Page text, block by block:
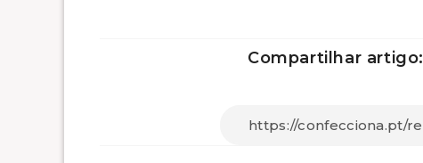
Compartilhar artigo: